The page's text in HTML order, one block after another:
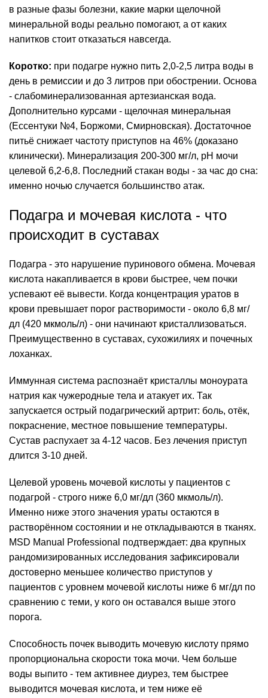
в разные фазы болезни, какие марки щелочной
минеральной воды реально помогают, а от каких
напитков стоит отказаться навсегда.
Коротко: при подагре нужно пить 2,0-2,5 литра воды в
день в ремиссии и до 3 литров при обострении. Основа
- слабоминерализованная артезианская вода.
Дополнительно курсами - щелочная минеральная
(Ессентуки №4, Боржоми, Смирновская). Достаточное
питьё снижает частоту приступов на 46% (доказано
клинически). Минерализация 200-300 мг/л, pH мочи
целевой 6,2-6,8. Последний стакан воды - за час до сна:
именно ночью случается большинство атак.
Подагра и мочевая кислота - что
происходит в суставах
Подагра - это нарушение пуринового обмена. Мочевая
кислота накапливается в крови быстрее, чем почки
успевают её вывести. Когда концентрация уратов в
крови превышает порог растворимости - около 6,8 мг/
дл (420 мкмоль/л) - они начинают кристаллизоваться.
Преимущественно в суставах, сухожилиях и почечных
лоханках.
Иммунная система распознаёт кристаллы моноурата
натрия как чужеродные тела и атакует их. Так
запускается острый подагрический артрит: боль, отёк,
покраснение, местное повышение температуры.
Сустав распухает за 4-12 часов. Без лечения приступ
длится 3-10 дней.
Целевой уровень мочевой кислоты у пациентов с
подагрой - строго ниже 6,0 мг/дл (360 мкмоль/л).
Именно ниже этого значения ураты остаются в
растворённом состоянии и не откладываются в тканях.
MSD Manual Professional подтверждает: два крупных
рандомизированных исследования зафиксировали
достоверно меньшее количество приступов у
пациентов с уровнем мочевой кислоты ниже 6 мг/дл по
сравнению с теми, у кого он оставался выше этого
порога.
Способность почек выводить мочевую кислоту прямо
пропорциональна скорости тока мочи. Чем больше
воды выпито - тем активнее диурез, тем быстрее
выводится мочевая кислота, и тем ниже её